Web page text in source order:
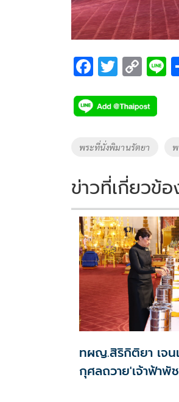
F
e
b
o
k
T
tt
er
C
p
y
Li
k
Tags
พระที่นั่งพิมานรัตยา
ข่าวที่เกี่ยวข้อ
ทผญ.สิริกิติยา เจน
กุศลถวาย'เจ้าฟ้าพั